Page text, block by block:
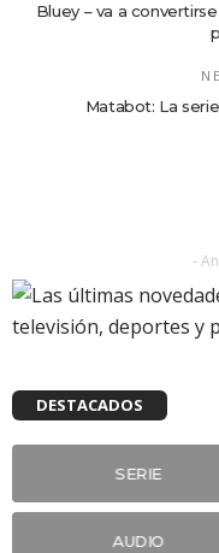
Bluey – va a
Matabot: La
-
DESTACADOS
SERIE
AUDIO